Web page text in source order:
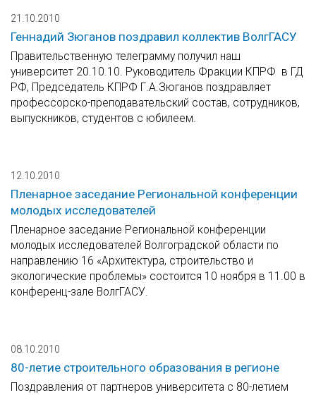
21.10.2010
Геннадий Зюганов поздравил коллектив ВолгГАСУ
Правительственную телеграмму получил наш
университет 20.10.10. Руководитель Фракции КПРФ в ГД
РФ, Председатель КПРФ Г.А.Зюганов поздравляет
профессорско-преподавательский состав, сотрудников,
выпускников, студентов с юбилеем.
12.10.2010
Пленарное заседание Региональной конференции
молодых исследователей
Пленарное заседание Региональной конференции
молодых исследователей Волгоградской области по
направлению 16 «Архитектура, строительство и
экологические проблемы» состоится 10 ноября в 11.00 в
конференц-зале ВолгГАСУ.
08.10.2010
80-летие строительного образования в регионе
Поздравления от партнеров университета с 80-летием